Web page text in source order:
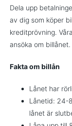
Dela upp
av dig som köper
kreditprövning.
ansöka om billånet.
Fakta om billån
Lånet har
Lånetid: 24-
lånet är